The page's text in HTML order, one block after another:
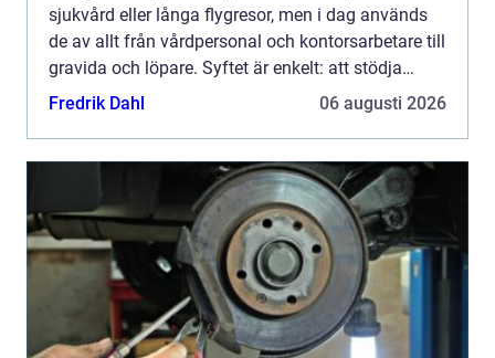
sjukvård eller långa flygresor, men i dag används
de av allt från vårdpersonal och kontorsarbetare till
gravida och löpare. Syftet är enkelt: att stödja
blodcirkulationen i benen, minska svullnad och
Fredrik Dahl 06 augusti 2026